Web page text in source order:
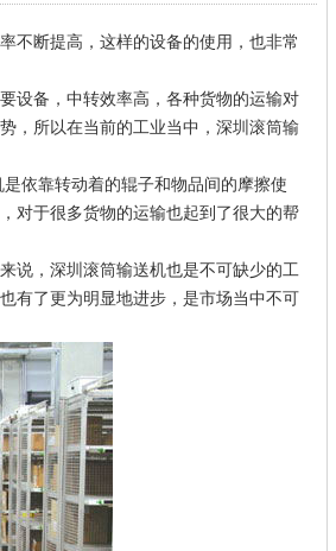
不断提高，这样的设备的使用，也非常
设备，中转效率高，各种货物的运输对
，所以在当前的工业当中，深圳滚筒输
依靠转动着的辊子和物品间的摩擦使
对于很多货物的运输也起到了很大的帮
说，深圳滚筒输送机也是不可缺少的工
有了更为明显地进步，是市场当中不可